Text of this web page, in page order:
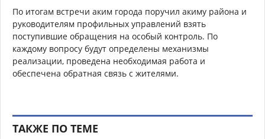
По итогам встречи аким города поручил акиму района и
руководителям профильных управлений взять
поступившие обращения на особый контроль. По
каждому вопросу будут определены механизмы
реализации, проведена необходимая работа и
обеспечена обратная связь с жителями.
ТАКЖЕ ПО ТЕМЕ